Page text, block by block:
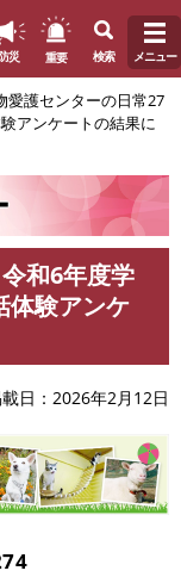
防災 重要 検索 メニュー
愛護センターの日常27
アンケートの結果に
和6年度学
体験アンケ
日 2026年2月12日